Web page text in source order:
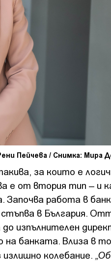
Пейчева / Снимка: Мира
за които е
е от втория тип – и
работа в
в България.
изпълнителен
на банката. Влиза в
колебание.